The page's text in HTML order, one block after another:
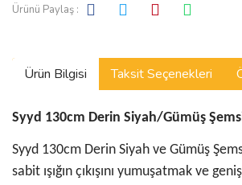
Ürünü Paylaş :
Ürün Bilgisi Taksit Seçenekleri
Syyd 130cm Derin Siyah/Gümüş
Syyd 130cm Derin Siyah ve Gümüş
sabit ışığın çıkışını yumuşatmak ve